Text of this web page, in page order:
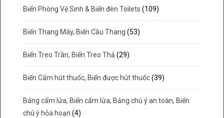
Biển Phòng Vệ Sinh & Biển đèn Toilets (109)
Biển Thang Máy, Biển Cầu Thang (53)
Biển Treo Trần, Biển Treo Thả (29)
Biển Cấm hút thuốc, Biển được hút thuốc (39)
Bảng cấm lửa, Biển cấm lửa, Bảng chú ý an toàn, Biển
chú ý hỏa hoạn (4)